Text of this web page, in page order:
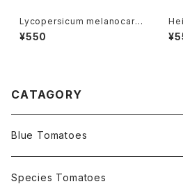
Lycopersicum melanocarp
a リコペルシコン・ メラノカルパ
Species
¥550
ス
CATAGORY
Blue Tomatoes
OSU INDIGO Series
Species Tomatoes